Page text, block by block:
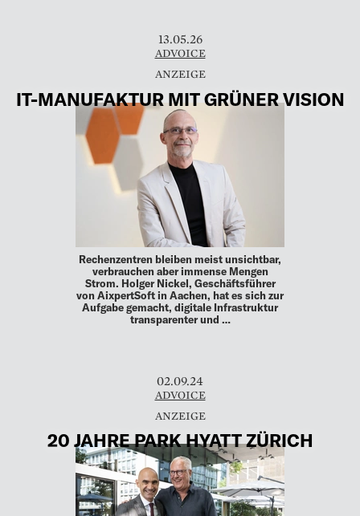
13.05.26
ADVOICE
IT-MANUFAKTUR MIT GRÜNER VISION
Rechenzentren bleiben meist unsichtbar,
verbrauchen aber immense Mengen
Strom. Holger Nickel, Geschäftsführer
von AixpertSoft in Aachen, hat es sich zur
Aufgabe gemacht, digitale Infrastruktur
transparenter und …
02.09.24
ADVOICE
20 JAHRE PARK HYATT ZÜRICH